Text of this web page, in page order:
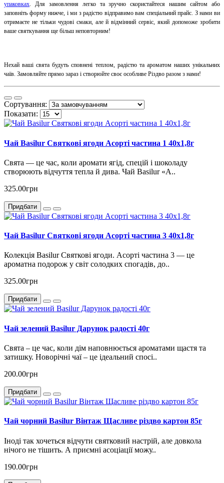
упаковках. Для замовлення легко та зручно скористайтеся нашим сайтом або
заповніть форму нижче, і ми з радістю відправимо вам спеціальний прайс. З нами ви
отримаєте не тільки чудові смаки, але й відмінний сервіс, який допоможе зробити
ваше святкування ще більш неповторним!
Нехай ваші свята будуть сповнені теплом, радістю та ароматом наших унікальних
чаїв. Замовляйте прямо зараз і створюйте своє особливе Різдво разом з нами!
Сортування:
Показати:
Чай Basilur Святкові ягоди Асорті частина 1 40х1,8г
Свята — це час, коли аромати ягід, спецій і шоколаду
створюють відчуття тепла й дива. Чай Basilur «А..
325.00грн
Придбати
Чай Basilur Святкові ягоди Асорті частина 3 40x1,8г
Колекція Basilur Святкові ягоди. Асорті частина 3 — це
ароматна подорож у світ солодких спогадів, до..
325.00грн
Придбати
Чай зелений Basilur Дарунок радості 40г
Свята – це час, коли дім наповнюється ароматами щастя та
затишку. Новорічні чаї – це ідеальний спосі..
200.00грн
Придбати
Чай чорний Basilur Вінтаж Щасливе різдво картон 85г
Іноді так хочеться відчути святковий настрій, але довкола
нічого не тішить. А приємні асоціації можу..
190.00грн